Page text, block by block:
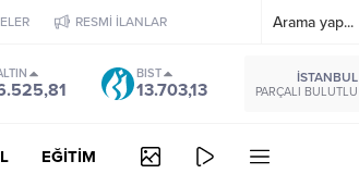
RESMİ İLANLAR
BIST
13.703,13
İSTANBUL
PARÇALI BULUTLU
EĞİTİM